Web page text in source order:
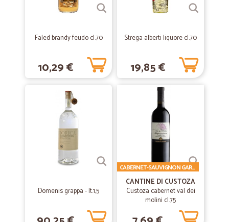
Fatto ordine e il giorno dopo è…
sicuramente di nuovo su Cicalia e invito tutti a farlo.
18/04/2020
— Stefano R.
Veloci, precisi,pratici. Bravi veramente....
—
Eccellente. Puntuali prodotti freschi
Prodotto con prezzo buono.Spedizione…
Faled brandy feudo cl.70
10,29 €
Strega alberti liquore cl.70
19,85 €
Domenis grappa - lt.1,5
CANTINE DI CUSTOZA
Custoza cabernet val dei
molini cl.75
CABERNET-SAUVIGNON GARDA DOC